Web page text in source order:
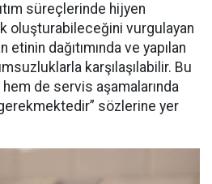
süreçlerinde hijyen
oluşturabileceğini vurgulayan
dağıtımında ve yapılan
karşılaşılabilir. Bu
de servis aşamalarında
sözlerine yer